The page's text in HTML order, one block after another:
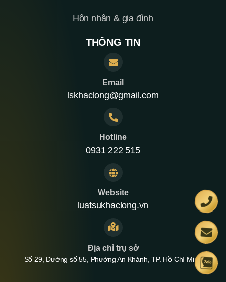
Hôn nhân & gia đình
THÔNG TIN
Email
lskhaclong@gmail.com
Hotline
0931 222 515
Website
luatsukhaclong.vn
Địa chỉ trụ sở
Số 29, Đường số 55, Phường An Khánh, TP. Hồ Chí Minh